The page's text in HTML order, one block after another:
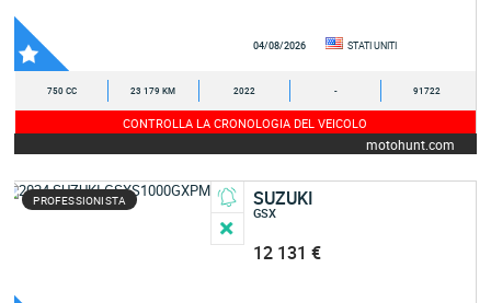
04/08/2026 STATI UNITI
750 CC 23 179 KM 2022 - 91722
CONTROLLA LA CRONOLOGIA DEL VEICOLO
motohunt.com
PROFESSIONISTA SUZUKI
GSX
12 131 €